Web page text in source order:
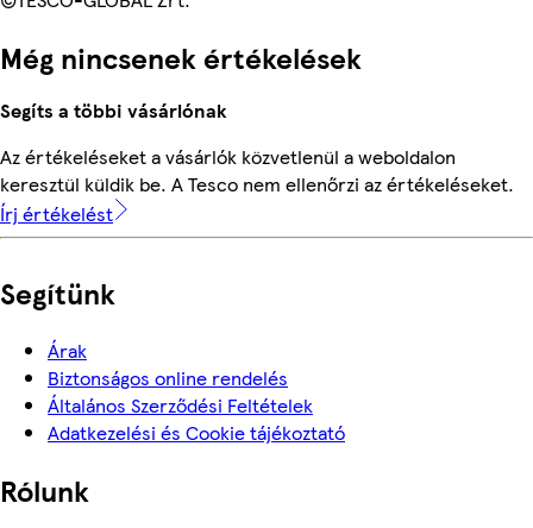
Még nincsenek értékelések
Segíts a többi vásárlónak
Az értékeléseket a vásárlók közvetlenül a weboldalon
keresztül küldik be. A Tesco nem ellenőrzi az értékeléseket.
Írj értékelést
Segítünk
Árak
Biztonságos online rendelés
Általános Szerződési Feltételek
Adatkezelési és Cookie tájékoztató
Rólunk